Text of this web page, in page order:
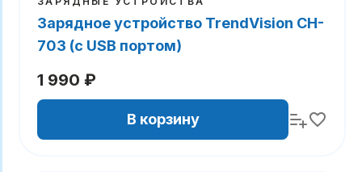
Зарядное устройство TrendVision CH-
703 (с USB портом)
1 990 ₽
В корзину